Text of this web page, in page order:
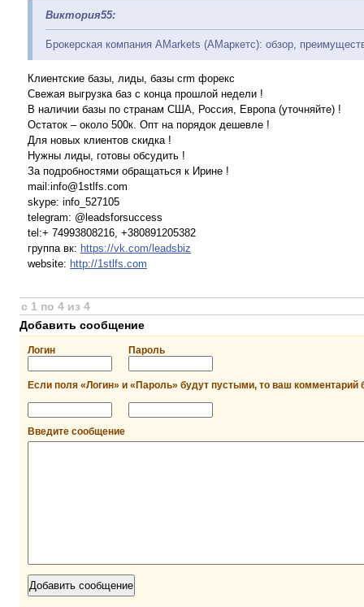
Виктория55:
Брокерская компания AMarkets (АМаркетс): обзор,
Клиентские базы, лиды, базы crm форекс
Свежая выгрузка баз с конца прошлой недели !
В наличии базы по странам США, Россия, Европа (уточняйте) !
Остаток – около 500к. Опт на порядок дешевле !
Для новых клиентов скидка !
Нужны лиды, готовы обсудить !
За подробностями обращаться к Ирине !
mail:info@1stlfs.com
skype: info_527105
telegram: @leadsforsuccess
tel:+ 74993808216, +380891205382
группа вк: https://vk.com/leadsbiz
website: http://1stlfs.com
с 1 по 4 из 4
Добавить сообщение
Логин Пароль
Если поля «Логин» и «Пароль» будут пустыми, то ваш комментарий
Введите сообщение